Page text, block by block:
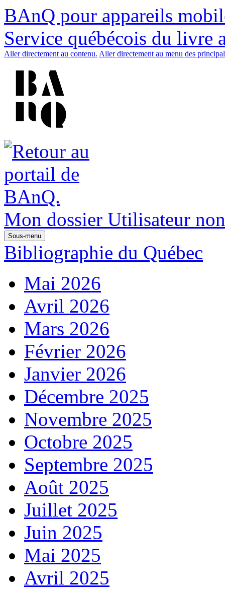
BAnQ pour appareils
Service québécois du livre
Aller directement au contenu. Aller directement au menu des
Mon dossier Utilisateur
Sous-menu
Bibliographie du Québec
Mai 2026
Avril 2026
Mars 2026
Février 2026
Janvier 2026
Décembre 2025
Novembre 2025
Octobre 2025
Septembre 2025
Août 2025
Juillet 2025
Juin 2025
Mai 2025
Avril 2025